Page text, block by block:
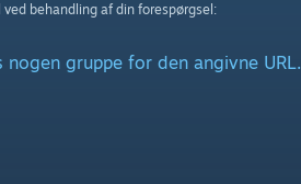
ved behandling af din forespørgsel:
nogen gruppe for den angivne URL.